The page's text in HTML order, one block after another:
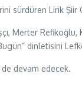
sürdüren Lirik
Merter
Bugün” dinletisini
devam edecek.